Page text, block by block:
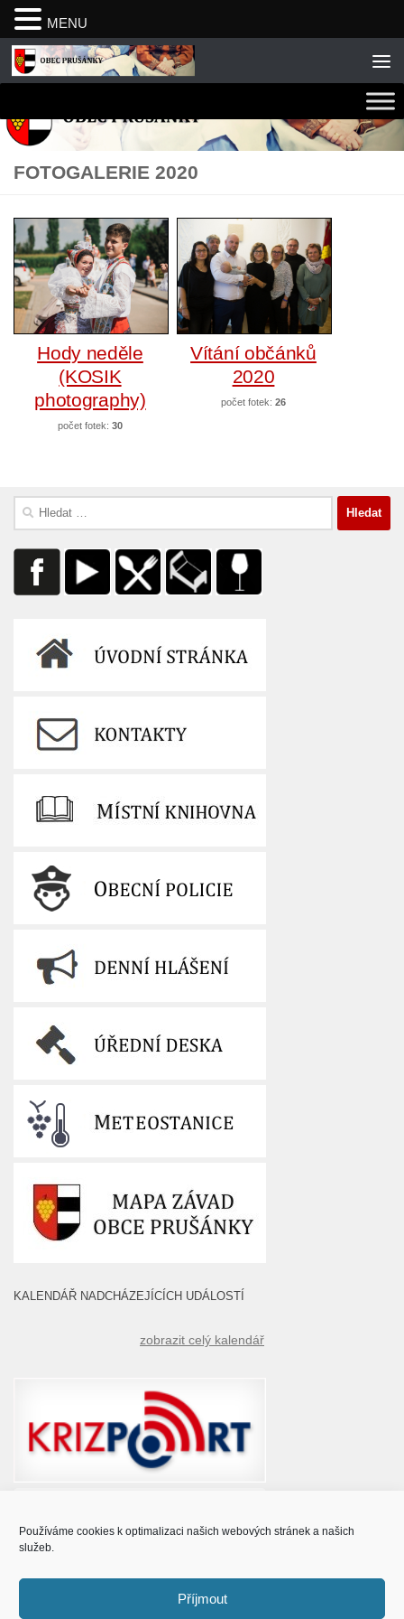
Používáme cookies k optimalizaci našich webových stránek a našich
služeb.
Příjmout
Skip to content
FOTOGALERIE 2020
Hody neděle
(KOSIK
photography)
počet fotek: 30
Vítání občánků
2020
počet fotek: 26
Vyhledávání
KALENDÁŘ NADCHÁZEJÍCÍCH UDÁLOSTÍ
zobrazit celý kalendář
MENU